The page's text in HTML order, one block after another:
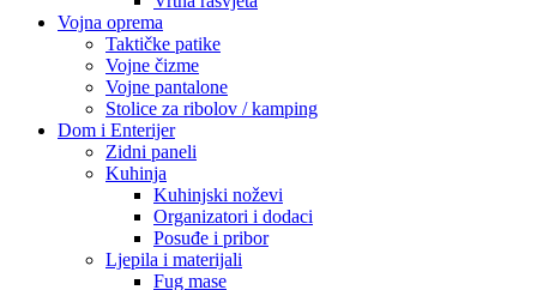
Vojna oprema
Taktičke patike
Vojne čizme
Vojne pantalone
Stolice za ribolov / kamping
Dom i Enterijer
Zidni paneli
Kuhinja
Kuhinjski noževi
Organizatori i dodaci
Posuđe i pribor
Ljepila i materijali
Fug mase